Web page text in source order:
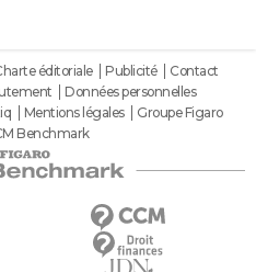
éditoriale Publicité
Contact
Données personnelles
Mentions légales
Groupe Figaro
Benchmark